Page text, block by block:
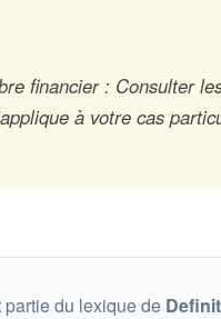
financier : Consulter
à votre cas
partie du lexique de